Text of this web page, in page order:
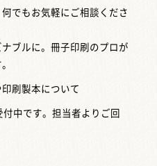
でもお気軽にご相談くださ
ブルに。冊子印刷のプロが
印刷製本について
付中です。担当者よりご回